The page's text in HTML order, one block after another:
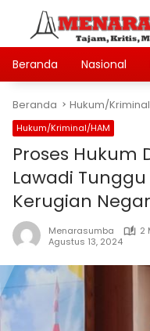
Langsung
konten
Beranda
Nasional
Beranda Hukum/
Hukum/Kriminal/HAM
Proses Hukum
Lawadi
Kerugian
Menarasumba
2
Agustus 13, 2024